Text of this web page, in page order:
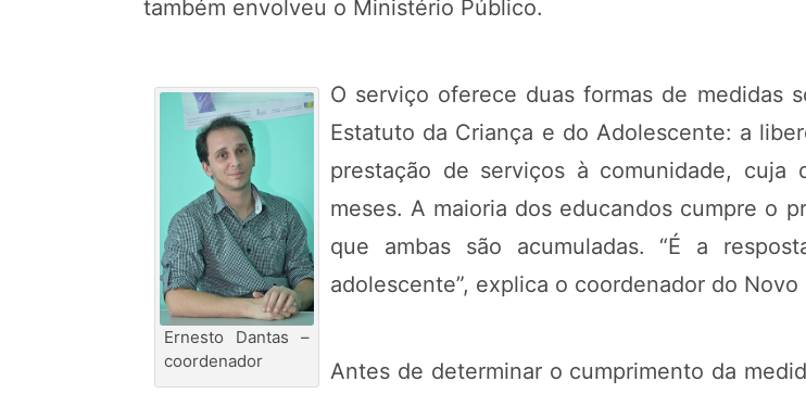
também envolveu o Ministério Público.
Ernesto Dantas –
coordenador
O serviço oferece duas formas de medidas
Estatuto da Criança e do Adolescente: a
prestação de serviços à comunidade,
meses. A maioria dos educandos cumpre o
que ambas são acumuladas. “É a
adolescente”, explica o coordenador do Novo
Antes de determinar o cumprimento da